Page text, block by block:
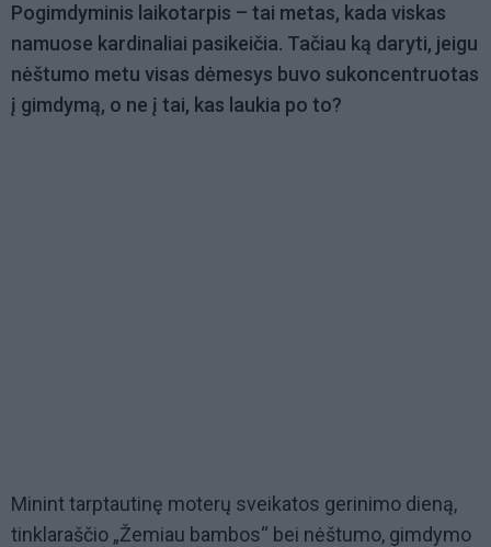
Pogimdyminis laikotarpis – tai metas, kada viskas
namuose kardinaliai pasikeičia. Tačiau ką daryti, jeigu
nėštumo metu visas dėmesys buvo sukoncentruotas
į gimdymą, o ne į tai, kas laukia po to?
Minint tarptautinę moterų sveikatos gerinimo dieną,
tinklaraščio „Žemiau bambos“ bei nėštumo, gimdymo